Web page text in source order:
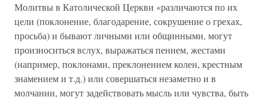
Молитвы в Католической Церкви «различаются по их
цели (поклонение, благодарение, сокрушение о грехах,
просьба) и бывают личными или общинными, могут
произноситься вслух, выражаться пением, жестами
(например, поклонами, преклонением колен, крестным
знамением и т.д.) или совершаться незаметно и в
молчании, могут задействовать мысль или чувства, быть